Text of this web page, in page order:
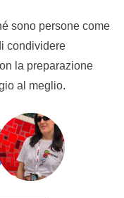
sono persone come
condividere
la preparazione
al meglio.